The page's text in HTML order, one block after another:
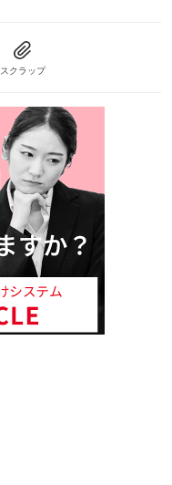
スクラップ